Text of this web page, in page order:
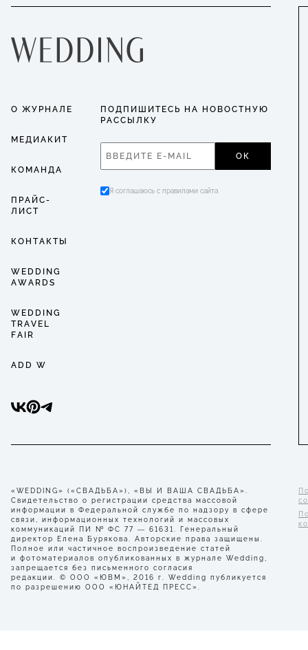
О ЖУРНАЛЕ
МЕДИАКИТ
КОМАНДА
ПРАЙС-
ЛИСТ
КОНТАКТЫ
WEDDING
AWARDS
WEDDING
TRAVEL
FAIR
ADD W
ПОДПИШИТЕСЬ НА НОВОСТНУЮ
РАССЫЛКУ
ОК
Я соглашаюсь с правилами сайта
«WEDDING» («СВАДЬБА»), «ВЫ И ВАША СВАДЬБА».
Свидетельство о регистрации средства массовой
информации в Федеральной службе по надзору в сфере
связи, информационных технологий и массовых
коммуникаций ПИ № ФС 77 — 61631. Генеральный
директор Елена Бурякова. Авторские права защищены.
Полное или частичное воспроизведение статей
и фотоматериалов опубликованных в журнале Wedding,
запрещается без письменного согласия
редакции. © ООО «ЮВМ», 2016 г. Wedding публикуется
по разрешению ООО «ЮНАЙТЕД ПРЕСС».